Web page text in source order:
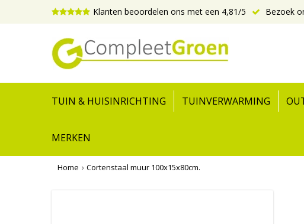
Klanten beoordelen ons met een 4,81/5 Bezoek
TUIN & HUISINRICHTING TUINVERWARMING
MERKEN
Home Cortenstaal muur 100x15x80cm.